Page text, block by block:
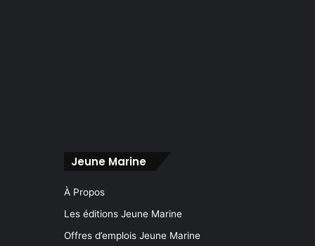
Jeune Marine
À Propos
Les éditions Jeune Marine
Offres d’emplois Jeune Marine